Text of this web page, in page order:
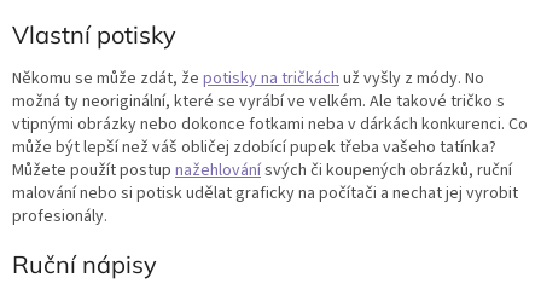
Vlastní potisky
Někomu se může zdát, že potisky na tričkáchuž vyšly z módy. No
možná ty neoriginální, které se vyrábí ve velkém. Ale takové tričko s
vtipnými obrázky nebo dokonce fotkami neba v dárkách konkurenci. Co
může být lepší než váš obličej zdobící pupek třeba vašeho tatínka?
Můžete použít postup nažehlovánísvých či koupených obrázků, ruční
malování nebo si potisk udělat graficky na počítači a nechat jej vyrobit
profesionály.
Ruční nápisy